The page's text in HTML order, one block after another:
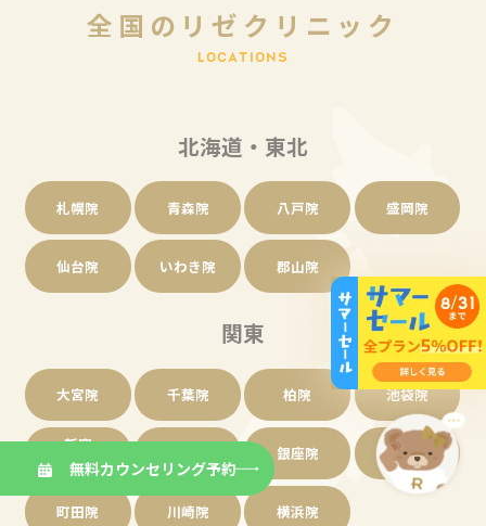
全 国 の リゼ ク リ ニ ッ ク
L OCAT O N S
北海道・東北
札幌院 青森院 八戸院 盛岡院
仙台院 いわき院 郡山院
関東
大宮院 千葉院 柏院 池袋院
新宿
東口院
銀座院 立川院
町田院 川崎院 横浜院
無料カウンセリング予約